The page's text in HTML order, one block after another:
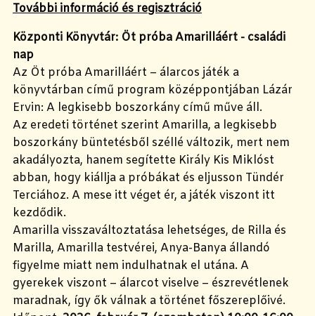
További információ és regisztráció
Központi Könyvtár: Öt próba Amarilláért - családi
nap
Az Öt próba Amarilláért – álarcos játék a
könyvtárban című program középpontjában Lázár
Ervin: A legkisebb boszorkány című műve áll.
Az eredeti történet szerint Amarilla, a legkisebb
boszorkány büntetésből széllé változik, mert nem
akadályozta, hanem segítette Király Kis Miklóst
abban, hogy kiállja a próbákat és eljusson Tündér
Terciához. A mese itt véget ér, a játék viszont itt
kezdődik.
Amarilla visszaváltoztatása lehetséges, de Rilla és
Marilla, Amarilla testvérei, Anya-Banya állandó
figyelme miatt nem indulhatnak el utána. A
gyerekek viszont – álarcot viselve – észrevétlenek
maradnak, így ők válnak a történet főszereplőivé.